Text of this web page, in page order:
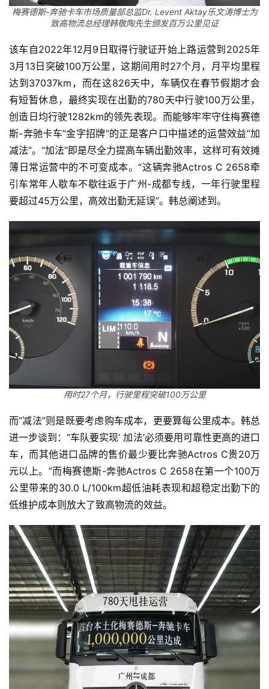
梅赛德斯-奔驰卡车市场质量部总监Dr. Levent Aktay乐文涛博士为
致高物流总经理韩敬陶先生颁发百万公里见证
该车自2022年12月9日取得行驶证开始上路运营到2025年
3月13日突破100万公里，这期间用时27个月，月平均里程
达到37037km，而在这826天中，车辆仅在春节假期才会
有短暂休息，最终实现在出勤的780天中行驶100万公里，
创造日均行驶1282km的领先表现。而能够牢牢守住梅赛德
斯-奔驰卡车“金字招牌”的正是客户口中描述的运营效益“加
减法”。“加法”即是尽全力提高车辆出勤效率，这样可有效摊
薄日常运营中的不可变成本。“这辆奔驰Actros C 2658牵
引车常年人歇车不歇往返于广州-成都专线，一年行驶里程
要超过45万公里，高效出勤无延误”。韩总阐述到。
用时27个月，行驶里程突破100万公里
而“减法”则是既要考虑购车成本，更要算每公里成本。韩总
进一步谈到：“车队要实现‘ 加法’必须要用可靠性更高的进口
车，而其他进口品牌的售价最少要比奔驰Actros C贵20万
元以上。”而梅赛德斯-奔驰Actros C 2658在第一个100万
公里带来的30.0 L/100km超低油耗表现和超稳定出勤下的
低维护成本则放大了致高物流的效益。